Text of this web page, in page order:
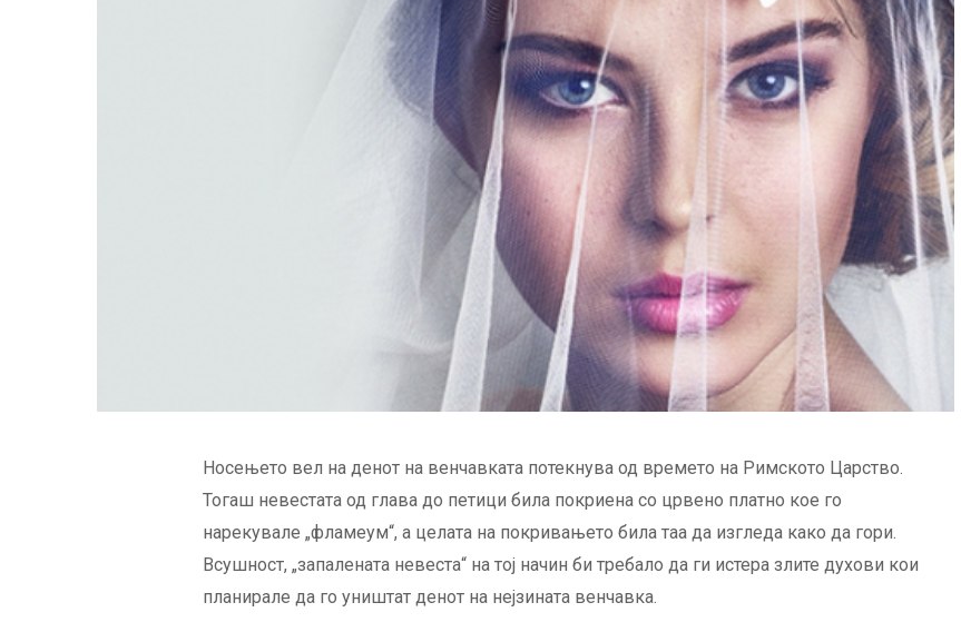
Носењето вел на денот на венчавката потекнува од времето на Римското Царство.
Тогаш невестата од глава до петици била покриена со црвено платно кое го
нарекувале „фламеум“, а целата на покривањето била таа да изгледа како да гори.
Всушност, „запалената невеста“ на тој начин би требало да ги истера злите духови кои
планирале да го уништат денот на нејзината венчавка.